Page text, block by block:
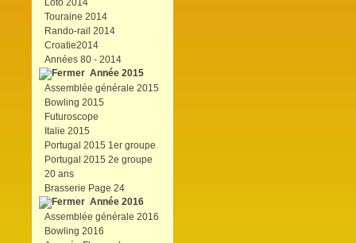
Loto 2014
Touraine 2014
Rando-rail 2014
Croatie2014
Années 80 - 2014
Année 2015
Assemblée générale 2015
Bowling 2015
Futuroscope
Italie 2015
Portugal 2015 1er groupe
Portugal 2015 2e groupe
20 ans
Brasserie Page 24
Année 2016
Assemblée générale 2016
Bowling 2016